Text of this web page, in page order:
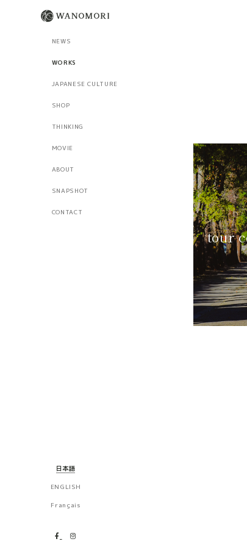
NEWS
WORKS
JAPANESE CULTURE
SHOP
THINKING
MOVIE
ABOUT
SNAPSHOT
CONTACT
日本語
ENGLISH
Français